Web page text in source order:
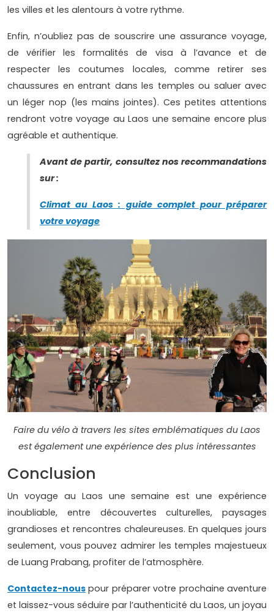
les villes et les alentours à votre rythme.
Enfin, n’oubliez pas de souscrire une assurance voyage,
de vérifier les formalités de visa à l’avance et de
respecter les coutumes locales, comme retirer ses
chaussures en entrant dans les temples ou saluer avec
un léger nop (les mains jointes). Ces petites attentions
rendront votre voyage au Laos une semaine encore plus
agréable et authentique.
Avant de partir, consultez nos recommandations
sur :
Climat au Laos : guide complet pour préparer
votre voyage
Faire du vélo à travers les sites emblématiques du Laos
est également une expérience des plus intéressantes
Conclusion
Un voyage au Laos une semaine est une expérience
inoubliable, entre découvertes culturelles, paysages
grandioses et rencontres chaleureuses. En quelques jours
seulement, vous pouvez admirer les temples majestueux
de Luang Prabang, profiter de l’atmosphère.
Contactez-nous pour préparer votre prochaine aventure
et laissez-vous séduire par l’authenticité du Laos, un joyau